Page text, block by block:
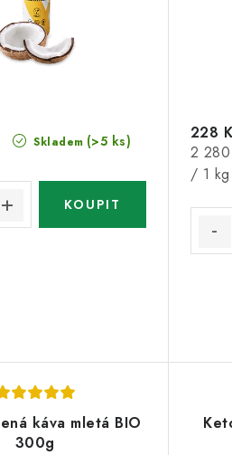
Skladem (>5 ks)
228
Měrná
cena:
2
/ 1 kg
káva mletá BIO
300g